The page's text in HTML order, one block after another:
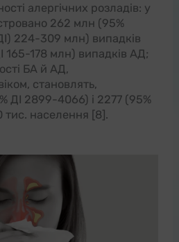
алергічних розладів: у
262 млн (95%
224-309 млн) випадків
165-178 млн) випадків АД;
БА й АД,
становлять,
ДІ 2899-4066) і 2277 (95%
тис. населення [8].